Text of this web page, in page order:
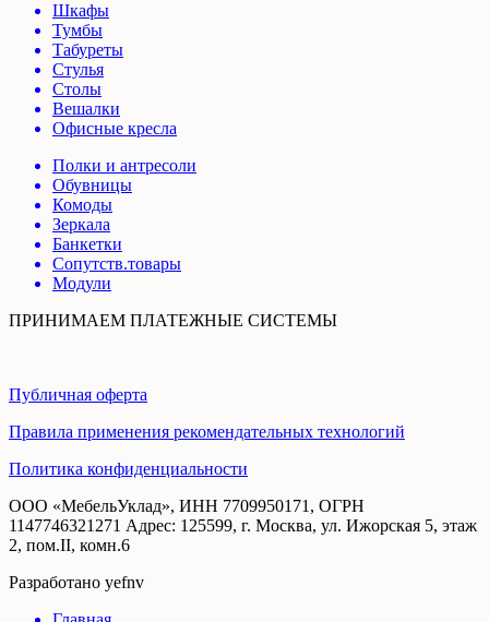
Шкафы
Тумбы
Табуреты
Стулья
Столы
Вешалки
Офисные кресла
Полки и антресоли
Обувницы
Комоды
Зеркала
Банкетки
Сопутств.товары
Модули
ПРИНИМАЕМ ПЛАТЕЖНЫЕ СИСТЕМЫ
Публичная оферта
Правила применения рекомендательных технологий
Политика конфиденциальности
ООО «МебельУклад», ИНН 7709950171, ОГРН
1147746321271 Адрес: 125599, г. Москва, ул. Ижорская 5, этаж
2, пом.II, комн.6
Разработано yefnv